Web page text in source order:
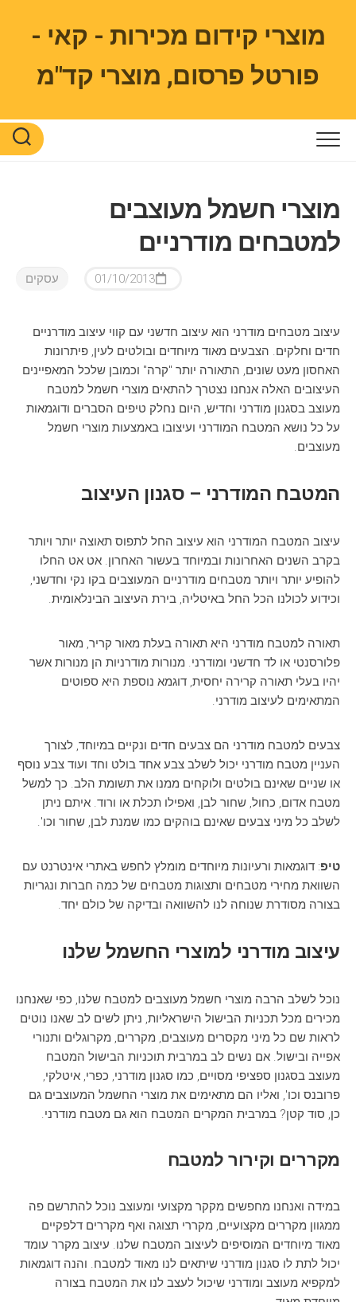
contentמוצרי קידום מכירות - קאי -
פורטל פרסום, מוצרי קד"מ
מוצרי חשמל מעוצבים
למטבחים מודרניים
עסקים 01/10/2013
עיצוב מטבחים מודרני הוא עיצוב חדשני עם קווי עיצוב מודרניים
חדים וחלקים. הצבעים מאוד מיוחדים ובולטים לעין, פיתרונות
האחסון מעט שונים, התאורה יותר "קרה" וכמובן שלכל המאפיינים
העיצובים האלה אנחנו נצטרך להתאים מוצרי חשמל למטבח
מעוצב בסגנון מודרני וחדיש, היום נחלק טיפים הסברים ודוגמאות
על כל נושא המטבח המודרני ועיצובו באמצעות מוצרי חשמל
מעוצבים.
המטבח המודרני – סגנון העיצוב
עיצוב המטבח המודרני הוא עיצוב החל לתפוס תאוצה יותר ויותר
בקרב השנים האחרונות ובמיוחד בעשור האחרון. אט אט החלו
להופיע יותר ויותר מטבחים מודרניים המעוצבים בקו נקי וחדשני,
וכידוע לכולנו הכל החל באיטליה, בירת העיצוב הבינלאומית.
תאורה למטבח מודרני היא תאורה בעלת מאור קריר, מאור
פלורסנטי או לד חדשני ומודרני. מנורות מודרניות הן מנורות אשר
יהיו בעלי תאורה קרירה יחסית, דוגמא נוספת היא ספוטים
המתאימים לעיצוב מודרני.
צבעים למטבח מודרני הם צבעים חדים ונקיים במיוחד, לצורך
העניין מטבח מודרני יכול לשלב צבע אחד בולט וחד ועוד צבע נוסף
או שניים שאינם בולטים ולוקחים ממנו את תשומת הלב. כך למשל
מטבח אדום, כחול, שחור לבן, ואפילו תכלת או ורוד. איתם ניתן
לשלב כל מיני צבעים שאינם בוהקים כמו שמנת לבן, שחור וכו'.
טיפ: דוגמאות ורעיונות מיוחדים מומלץ לחפש באתרי אינטרנט עם
השוואת מחירי מטבחים ותצוגות מטבחים של כמה חברות ונגריות
בצורה מסודרת שנוחה לנו להשוואה ובדיקה של כולם יחד.
עיצוב מודרני למוצרי החשמל שלנו
נוכל לשלב הרבה מוצרי חשמל מעוצבים למטבח שלנו, כפי שאנחנו
מכירים מכל תכניות הבישול הישראליות, ניתן לשים לב שאנו נוטים
לראות שם כל מיני מקסרים מעוצבים, מקררים, מקרוגלים ותנורי
אפייה ובישול. אם נשים לב במרבית תוכניות הבישול המטבח
מעוצב בסגנון ספציפי מסויים, כמו סגנון מודרני, כפרי, איטלקי,
פרובנס וכו', ואליו הם מתאימים את מוצרי החשמל המעוצבים גם
כן, סוד קטן? במרבית המקרים המטבח הוא גם מטבח מודרני.
מקררים וקירור למטבח
במידה ואנחנו מחפשים מקקר מקצועי ומעוצב נוכל להתרשם פה
ממגוון מקררים מקצועיים, מקררי תצוגה ואף מקררים דלפקיים
מאוד מיוחדים המוסיפים לעיצוב המטבח שלנו. עיצוב מקרר עומד
יכול לתת לו סגנון מודרני שיתאים לנו מאוד למטבח. והנה דוגמאות
למקפיא מעוצב ומודרני שיכול לעצב לנו את המטבח בצורה